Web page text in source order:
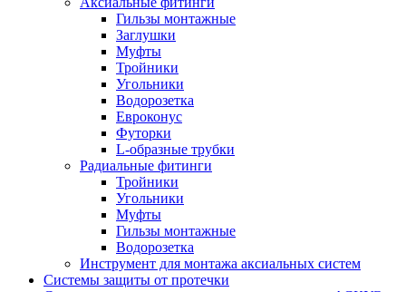
Гильзы монтажные
Заглушки
Муфты
Тройники
Угольники
Водорозетка
Евроконус
Футорки
L-образные трубки
Радиальные фитинги
Тройники
Угольники
Муфты
Гильзы монтажные
Водорозетка
Инструмент для монтажа аксиальных систем
Системы защиты от протечки